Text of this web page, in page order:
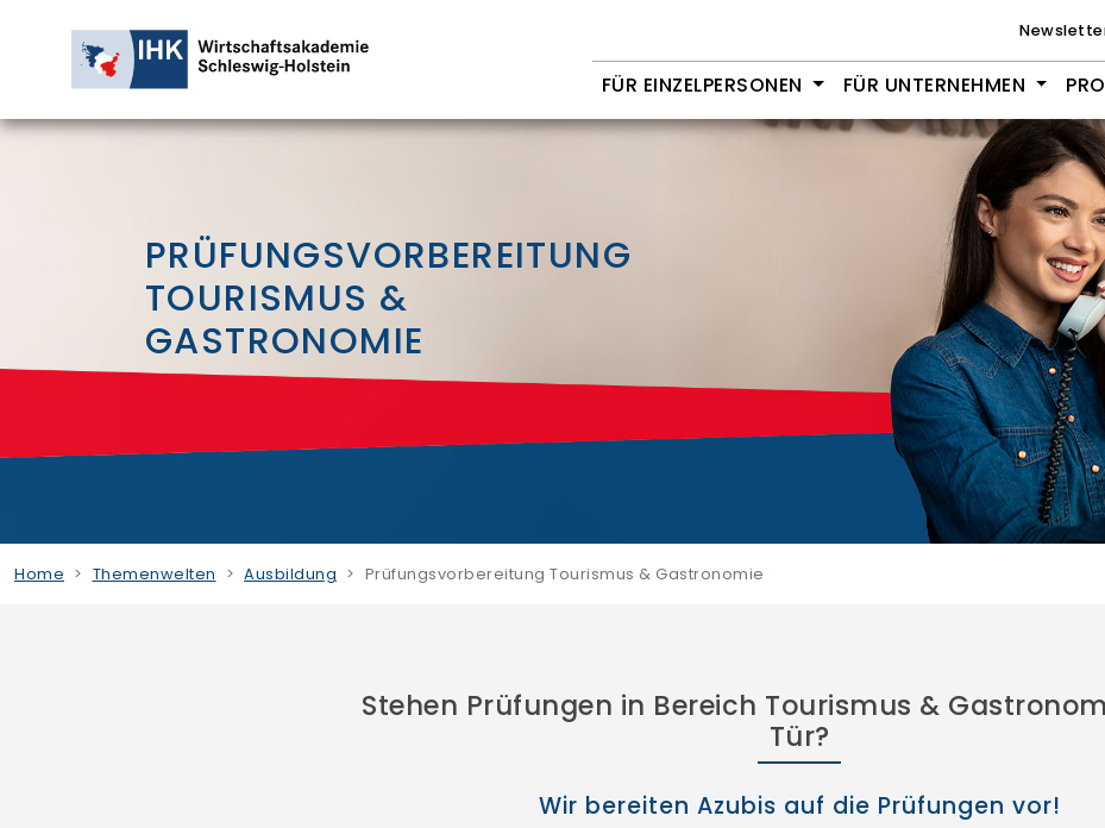
FÜR EINZELPERSONEN FÜR UNTERNEHMEN
PRÜFUNGSVORBEREITUNG
TOURISMUS &
GASTRONOMIE
Home Themenwelten Ausbildung Prüfungsvorbereitung Tourismus & Gastronomie
Stehen Prüfungen in Bereich Tourismus &
Tür?
Wir bereiten Azubis auf die Prüfungen vor!